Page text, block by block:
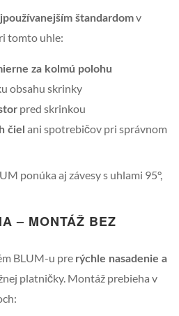
štandardomv
tomto uhle:
za kolmú polohu
obsahu skrinky
pred skrinkou
čiel ani spotrebičov pri správnom
ponúka aj závesy s uhlami 95°,
– MONTÁŽ BEZ
BLUM-u pre rýchle nasadenie a
platničky. Montáž prebieha v